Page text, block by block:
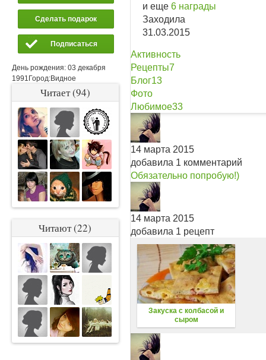
Сделать подарок
Подписаться
День рождения: 03 декабря
1991 Город:Видное
Читает (94)
Читают (22)
и еще 6 награды
Заходила
31.03.2015
Активность
Рецепты7
Блог13
Фото
Любимое33
14 марта 2015
добавила 1 комментарий
Обязательно попробую!)
14 марта 2015
добавила 1 рецепт
Закуска с колбасой и
сыром